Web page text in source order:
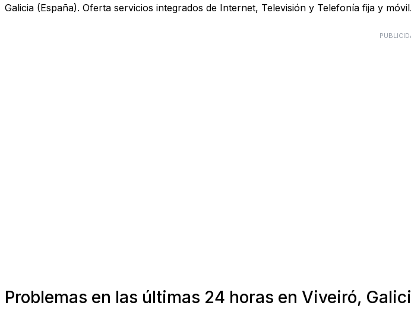
Galicia (España). Oferta servicios integrados de Internet, Televisión y Telefonía fija y móvil.
Problemas en las últimas 24 horas en Viveiró,